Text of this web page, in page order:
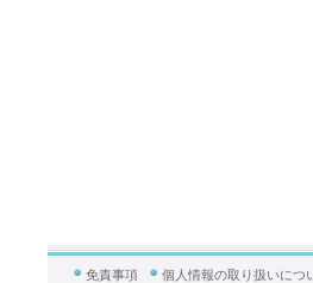
免責事項 個人情報の取り扱いにつ